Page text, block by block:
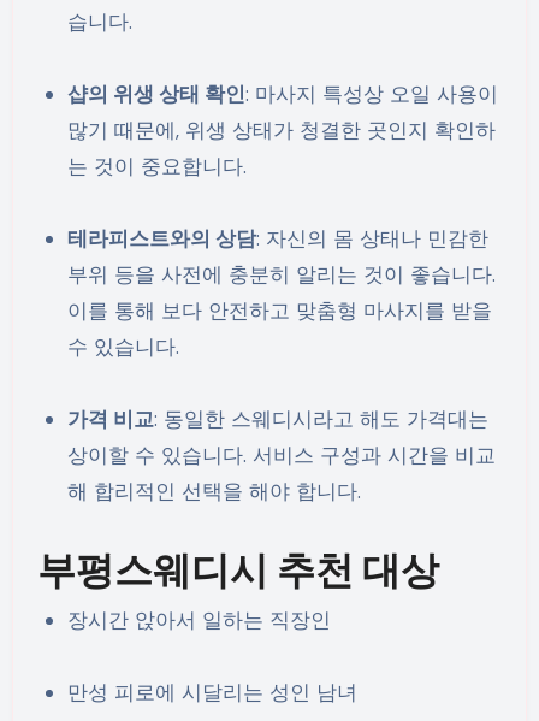
습니다.
샵의 위생 상태 확인: 마사지 특성상 오일 사용이
많기 때문에, 위생 상태가 청결한 곳인지 확인하
는 것이 중요합니다.
테라피스트와의 상담: 자신의 몸 상태나 민감한
부위 등을 사전에 충분히 알리는 것이 좋습니다.
이를 통해 보다 안전하고 맞춤형 마사지를 받을
수 있습니다.
가격 비교: 동일한 스웨디시라고 해도 가격대는
상이할 수 있습니다. 서비스 구성과 시간을 비교
해 합리적인 선택을 해야 합니다.
부평스웨디시 추천 대상
장시간 앉아서 일하는 직장인
만성 피로에 시달리는 성인 남녀